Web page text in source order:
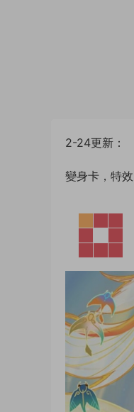
2-24更新：
變身卡，特